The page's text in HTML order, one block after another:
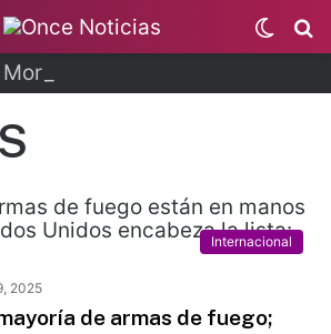
Switch
skin
Internacional
2025
de armas de fuego;